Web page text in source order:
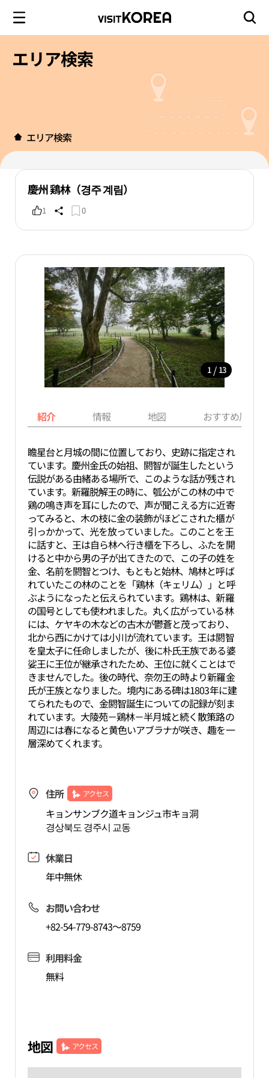
エリア検索
エリア検索
慶州 鶏林（경주 계림）
1 0
1 / 13
紹介 情報 地図 おすすめ周辺
瞻星台と月城の間に位置しており、史跡に指定され
ています。慶州金氏の始祖、閼智が誕生したという
伝説がある由緒ある場所で、このような話が残され
ています。新羅脱解王の時に、瓠公がこの林の中で
鶏の鳴き声を耳にしたので、声が聞こえる方に近寄
ってみると、木の枝に金の装飾がほどこされた櫃が
引っかかって、光を放っていました。このことを王
に話すと、王は自ら林へ行き櫃を下ろし、ふたを開
けると中から男の子が出てきたので、この子の姓を
金、名前を閼智とつけ、もともと始林、鳩林と呼ば
れていたこの林のことを「鶏林（キェリム）」と呼
ぶようになったと伝えられています。鶏林は、新羅
の国号としても使われました。丸く広がっている林
には、ケヤキの木などの古木が鬱蒼と茂っており、
北から西にかけては小川が流れています。王は閼智
を皇太子に任命しましたが、後に朴氏王族である婆
娑王に王位が継承されたため、王位に就くことはで
きませんでした。後の時代、奈勿王の時より新羅金
氏が王族となりました。境内にある碑は1803年に建
てられたもので、金閼智誕生についての記録が刻ま
れています。大陵苑－鶏林－半月城と続く散策路の
周辺には春になると黄色いアブラナが咲き、趣を一
層深めてくれます。
住所 アクセス
キョンサンブク道キョンジュ市キョ洞
경상북도 경주시 교동
休業日
年中無休
お問い合わせ
+82-54-779-8743～8759
利用料金
無料
地図 アクセス